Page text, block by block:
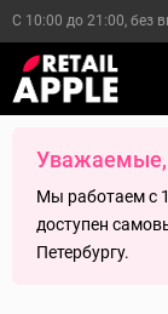
С 10:00 до 21:00, без
Уважаемые,
Мы работаем с
доступен
Петербургу.